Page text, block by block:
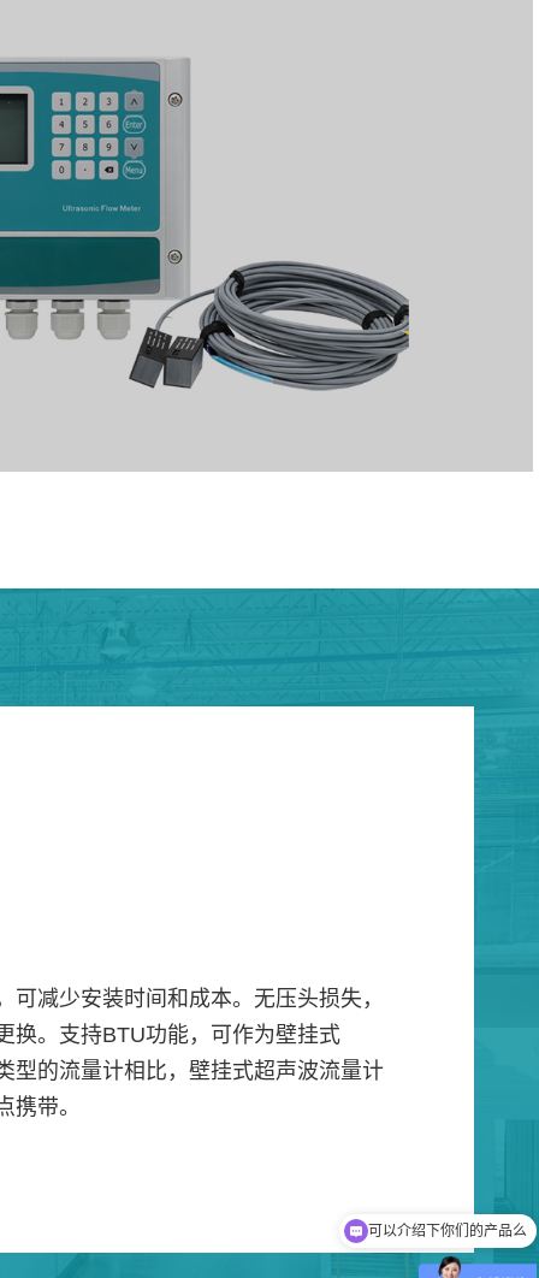
减少安装时间和成本。无压头损失，
换。支持BTU功能，可作为壁挂式
型的流量计相比，壁挂式超声波流量计
携带。
可以介绍下你们的产品么